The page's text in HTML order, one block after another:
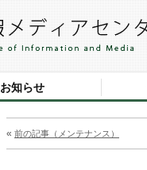
お知らせ
« 前の記事（メンテナンス）